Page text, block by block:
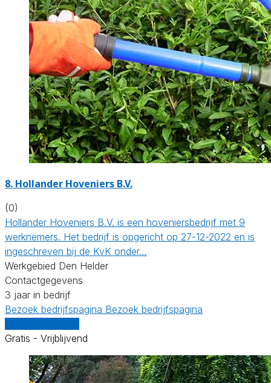
8. Hollander Hoveniers B.V.
(0)
Hollander Hoveniers B.V. is een hoveniersbedrijf met 9
werknemers. Het bedrijf is opgericht op 27-12-2022 en is
ingeschreven bij de KvK onder…
Werkgebied Den Helder
Contactgegevens
3 jaar in bedrijf
Bezoek bedrijfspagina Bezoek bedrijfspagina
Gratis - Vrijblijvend